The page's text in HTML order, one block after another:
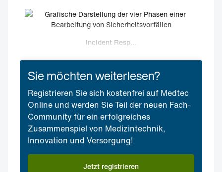
Incident Resp...
Sie möchten weiterlesen?
Registrieren Sie sich kostenfrei auf Medtec
Online und werden Sie Teil der neuen Fach-
Community für ein erfolgreiches
Zusammenspiel von Medizintechnik,
Innovation und Versorgung!
Jetzt registrieren